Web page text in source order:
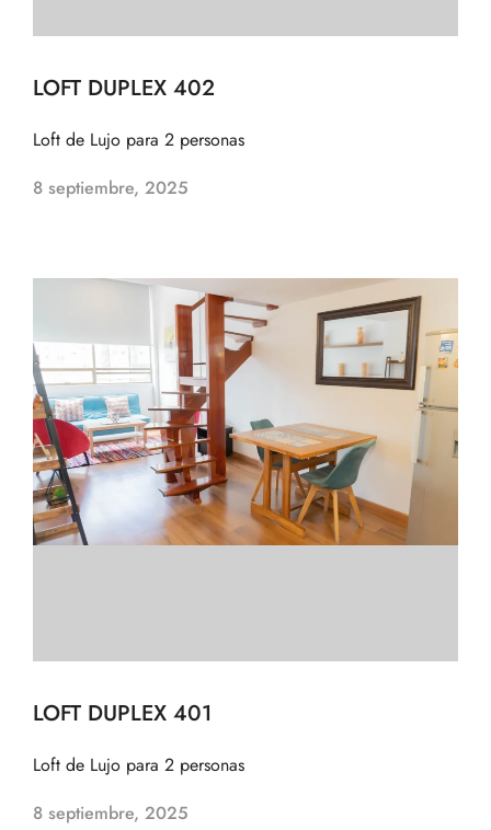
LOFT DUPLEX 402
Loft de Lujo para 2 personas
8 septiembre, 2025
LOFT DUPLEX 401
Loft de Lujo para 2 personas
8 septiembre, 2025